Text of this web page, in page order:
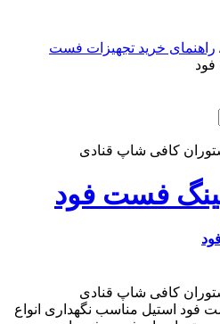
راهنمای خرید تجهیزات فست
فود
فست فود